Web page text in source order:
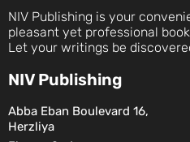
NIV Publishing is your
pleasant yet professional
Let your writings be
NIV Publishing
Abba Eban Boulevard 16,
Herzliya